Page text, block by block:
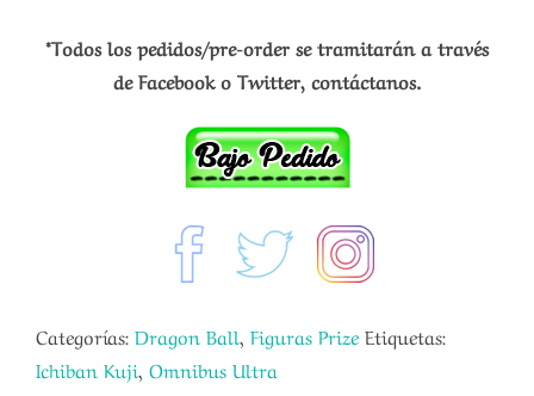
*Todos los pedidos/pre-order se tramitarán a través
de Facebook o Twitter, contáctanos.
Categorías: Dragon Ball, Figuras Prize Etiquetas:
Ichiban Kuji, Omnibus Ultra